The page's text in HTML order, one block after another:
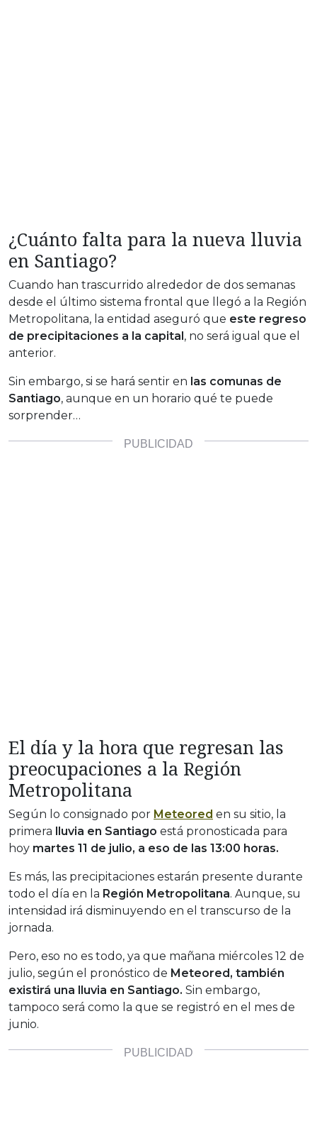
¿Cuánto falta para la nueva lluvia
en Santiago?
Cuando han trascurrido alrededor de dos semanas
desde el último sistema frontal que llegó a la Región
Metropolitana, la entidad aseguró que este regreso
de precipitaciones a la capital , no será igual que el
anterior.
Sin embargo, si se hará sentir en las comunas de
Santiago, aunque en un horario qué te puede
sorprender…
El día y la hora que regresan las
preocupaciones a la Región
Metropolitana
Según lo consignado por Meteored en su sitio, la
primera
lluvia en Santiago está pronosticada para
hoy martes 11 de julio, a eso de las 13:00 horas.
Es más, las precipitaciones estarán presente durante
todo el día en la Región Metropolitana. Aunque, su
intensidad irá disminuyendo en el transcurso de la
jornada.
Pero, eso no es todo, ya que mañana miércoles 12 de
julio, según el pronóstico de Meteored, también
existirá una lluvia en Santiago. Sin embargo,
tampoco será como la que se registró en el mes de
junio.